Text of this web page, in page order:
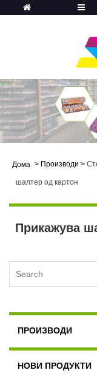
Дома > Производи >
шалтер од картон
Прикажува
ПРОИЗВОДИ
НОВИ ПРОДУКТИ